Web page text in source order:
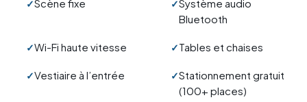
Scène fixe
Système audio
Bluetooth
Wi-Fi haute vitesse Tables et chaises
Vestiaire à l’entrée
Stationnement gratuit
(100+ places)